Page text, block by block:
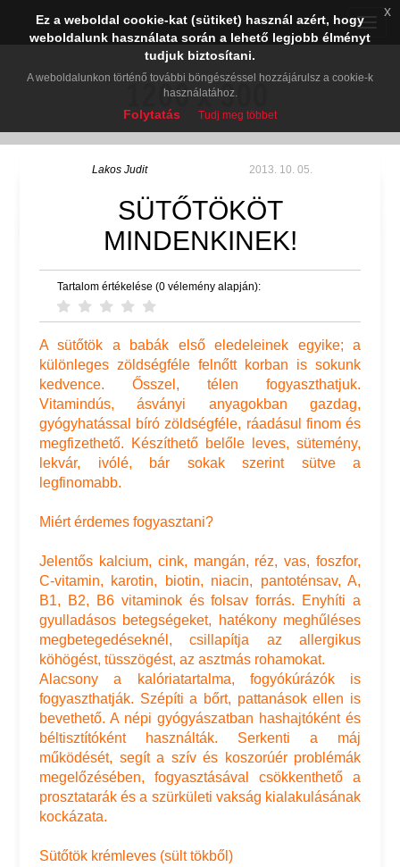
Toggle
Lakos Judit 2013. 10. 05.
SÜTŐTÖKÖT
MINDENKINEK!
Tartalom értékelése (0 vélemény alapján):
A sütőtök a babák első eledeleinek egyike; a
különleges zöldségféle felnőtt korban is sokunk
kedvence. Ősszel, télen fogyaszthatjuk.
Vitamindús, ásványi anyagokban gazdag,
gyógyhatással bíró zöldségféle, ráadásul finom és
megfizethető. Készíthető belőle leves, sütemény,
lekvár, ivólé, bár sokak szerint sütve a
legfinomabb.
Miért érdemes fogyasztani?
Jelentős kalcium, cink, mangán, réz, vas, foszfor,
C-vitamin, karotin, biotin, niacin, pantoténsav, A,
B1, B2, B6 vitaminok és folsav forrás. Enyhíti a
gyulladásos betegségeket, hatékony meghűléses
megbetegedéseknél, csillapítja az allergikus
köhögést, tüsszögést, az asztmás rohamokat.
Alacsony a kalóriatartalma, fogyókúrázók is
fogyaszthatják. Szépíti a bőrt, pattanások ellen is
bevethető. A népi gyógyászatban hashajtóként és
béltisztítóként használták. Serkenti a máj
működését, segít a szív és koszorúér problémák
megelőzésében, fogyasztásával csökkenthető a
prosztatarák és a szürkületi vakság kialakulásának
kockázata.
Sütőtök krémleves (sült tökből)
Ez a weboldal cookie-kat (sütiket) használ azért, hogy
weboldalunk használata során a lehető legjobb élményt
tudjuk biztosítani.
A weboldalunkon történő további böngészéssel hozzájárulsz a cookie-k
használatához.
Folytatás Tudj meg többet
x